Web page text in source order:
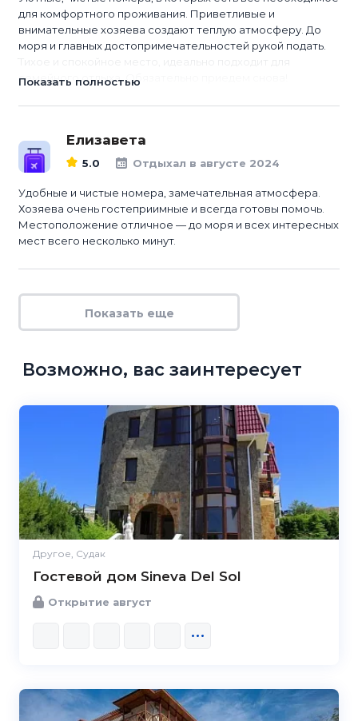
для комфортного проживания. Приветливые и
внимательные хозяева создают теплую атмосферу. До
моря и главных достопримечательностей рукой подать.
семейного отдыха. Обязательно приедем снова!
Показать полностью
Елизавета
5.0 Отдыхал в августе 2024
Удобные и чистые номера, замечательная атмосфера.
Хозяева очень гостеприимные и всегда готовы помочь.
Местоположение отличное — до моря и всех интересных
мест всего несколько минут.
Показать еще
Возможно, вас заинтересует
Другое, Судак
Гостевой дом Sineva Del Sol
Открытие август